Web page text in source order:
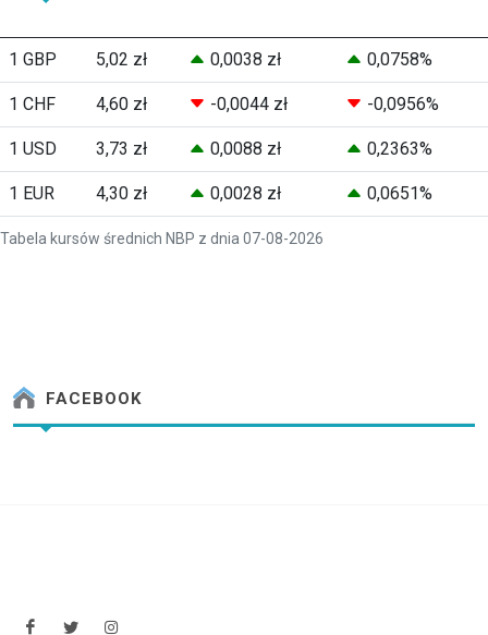
Tabela kursów średnich NBP z dnia 07-08-2026
1 GBP 5,02 zł 0,0038 zł 0,0758%
1 CHF 4,60 zł -0,0044 zł -0,0956%
1 USD 3,73 zł 0,0088 zł 0,2363%
1 EUR 4,30 zł 0,0028 zł 0,0651%
FACEBOOK